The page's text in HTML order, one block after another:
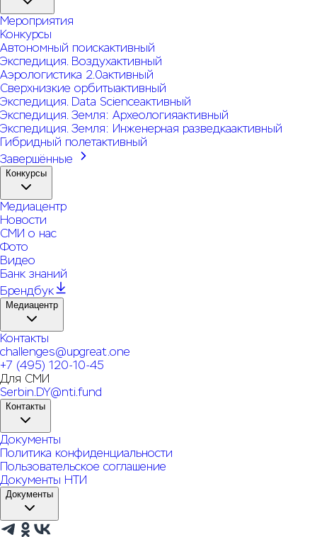
Мероприятия
Конкурсы
Автономный поискактивный
Экспедиция. Воздухактивный
Аэрологистика 2.0активный
Сверхнизкие орбитыактивный
Экспедиция. Data Scienceактивный
Экспедиция. Земля: Археологияактивный
Экспедиция. Земля: Инженерная разведкаактивный
Гибридный полетактивный
Завершённые
Конкурсы
Медиацентр
Новости
СМИ о нас
Фото
Видео
Банк знаний
Брендбук
Медиацентр
Контакты
challenges@upgreat.one
+7 (495) 120-10-45
Для СМИ
Serbin.DY@nti.fund
Контакты
Документы
Политика конфиденциальности
Пользовательское соглашение
Документы НТИ
Документы